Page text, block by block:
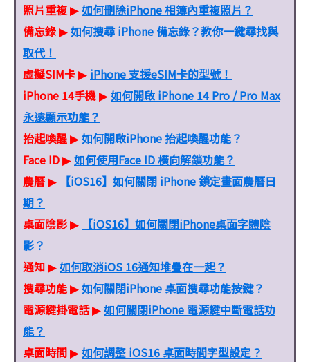
照片重複▶如何刪除iPhone 相簿內重複照片？
備忘錄▶如何搜尋 iPhone 備忘錄？教你一鍵尋找與
取代！
虛擬SIM卡▶ iPhone 支援eSIM卡的型號！
iPhone 14手機▶如何開啟 iPhone 14 Pro / Pro Max
永遠顯示功能？
抬起喚醒▶如何開啟iPhone 抬起喚醒功能？
Face ID▶如何使用Face ID 橫向解鎖功能？
農曆▶
【iOS16】如何關閉 iPhone 鎖定畫面農曆日
期？
桌面陰影▶
【iOS16】如何關閉iPhone桌面字體陰
影？
通知▶如何取消iOS 16通知堆疊在一起？
搜尋功能▶如何關閉iPhone 桌面搜尋功能按鍵？
電源鍵掛電話▶如何關閉iPhone 電源鍵中斷電話功
能？
桌面時間▶如何調整 iOS16 桌面時間字型設定？